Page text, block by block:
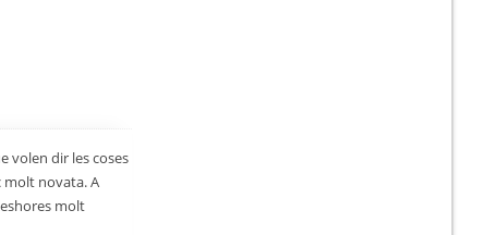
volen dir les coses
molt novata. A
molt